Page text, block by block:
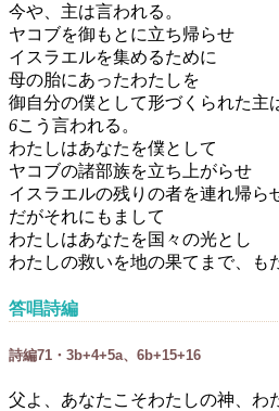
今や、主は言われる。
ヤコブを御もとに立ち帰らせ
イスラエルを集めるために
母の胎にあったわたしを
御自分の僕として形づくられた主
6こう言われる。
わたしはあなたを僕として
ヤコブの諸部族を立ち上がらせ
イスラエルの残りの者を連れ帰ら
だがそれにもまして
わたしはあなたを国々の光とし
わたしの救いを地の果てまで、も
答唱詩編
詩編71・3b+4+5a、6b+15+16
父よ、あなたこそわたしの神、わ